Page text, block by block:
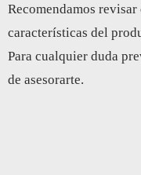
Recomendamos
características del
Para cualquier duda
de asesorarte.